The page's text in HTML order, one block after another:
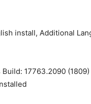
install, Additional
17763.2090 (1809)